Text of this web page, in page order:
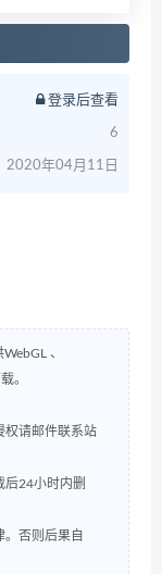
登录后查看
6
2020年04月11日
、
。
权请邮件联系站
后24小时内删
。否则后果自